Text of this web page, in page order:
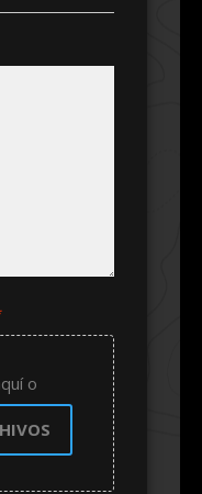
o